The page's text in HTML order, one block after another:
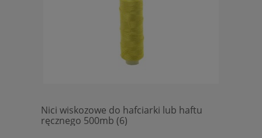
Nici wiskozowe do hafciarki lub haftu
ręcznego 500mb (6)